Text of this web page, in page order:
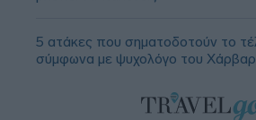
5 ατάκες που σηματοδοτούν το
σύμφωνα με ψυχολόγο του